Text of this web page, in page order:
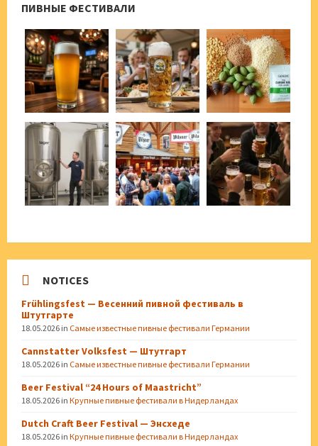
ПИВНЫЕ ФЕСТИВАЛИ
NOTICES
Frühlingsfest — Весенний пивной фестиваль в
Штутгарте
18.05.2026 in Самые известные пивные фестивали Германии
Cannstatter Volksfest — Штутгарт
18.05.2026 in Самые известные пивные фестивали Германии
Beer Festival “24 Hours of Maastricht”
18.05.2026 in Крупные пивные фестивали в Нидерландах
Dutch Craft Beer Festival — Энсхеде
18.05.2026 in Крупные пивные фестивали в Нидерландах